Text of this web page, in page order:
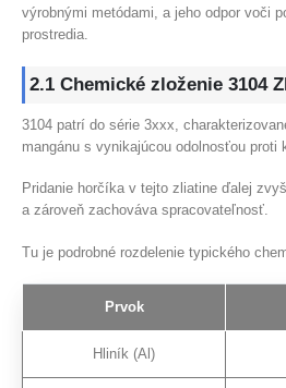
výrobnými metódami, a jeho odpor voči
prostredia.
2.1 Chemické zloženie 3104
3104 patrí do série 3xxx,
mangánu s vynikajúcou odolnosťou proti
Pridanie horčíka v tejto zliatine ďalej
a zároveň zachováva spracovateľnosť.
Tu je podrobné rozdelenie typického
Prvok
Hliník (Al)